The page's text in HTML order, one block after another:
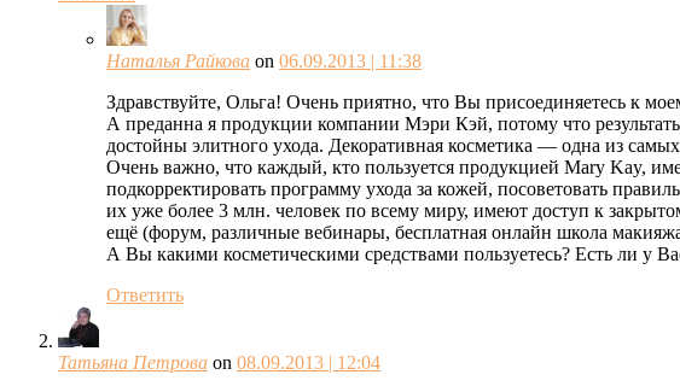
Наталья Райкова on 06.09.2013 | 11:38
Здравствуйте, Ольга! Очень приятно, что Вы присоединяетесь к
А преданна я продукции компании Мэри Кэй, потому что
достойны элитного ухода. Декоративная косметика — одна из
Очень важно, что каждый, кто пользуется продукцией Mary Kay,
подкорректировать программу ухода за кожей, посоветовать
их уже более 3 млн. человек по всему миру, имеют доступ к
ещё (форум, различные вебинары, бесплатная онлайн школа
А Вы какими косметическими средствами пользуетесь? Есть ли у
Ответить
Татьяна Петрова on 08.09.2013 | 12:04